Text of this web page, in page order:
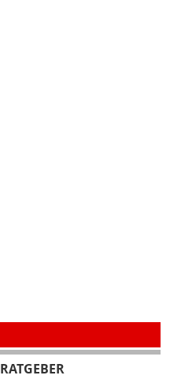
RATGEBER